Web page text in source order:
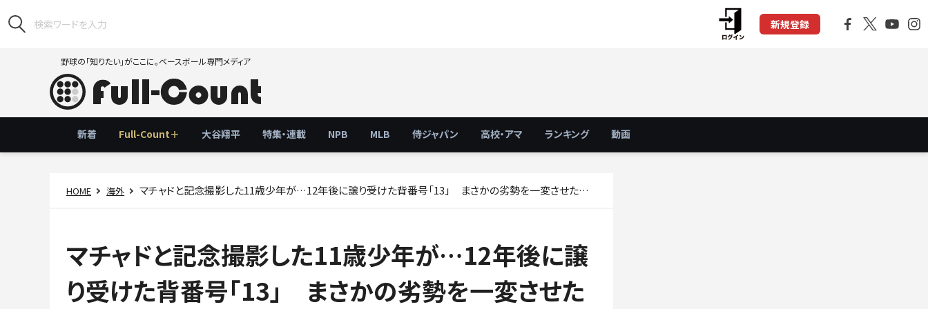
新規登録
野球の「知りたい」がここに。ベースボール専門メディア
新着 Full-Count＋ 大谷翔平 特集・連載 NPB MLB 侍ジャパン 高校・アマ ランキング 動画
HOME 海外 マチャドと記念撮影した11歳少年が…12年後に譲り受けた背番号「13」 まさかの劣勢を一変させた師弟の絆
マチャドと記念撮影した11歳少年が…12年後に譲
り受けた背番号「13」 まさかの劣勢を一変させた